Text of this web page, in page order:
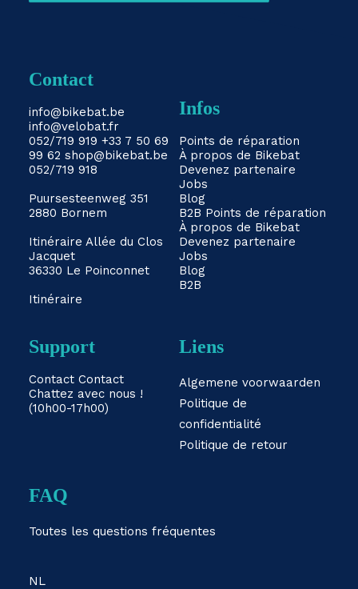
Contact
info@bikebat.be
info@velobat.fr
052/719 919 +33 7 50 69
99 62 shop@bikebat.be
052/719 918
Puursesteenweg 351
2880 Bornem
Itinéraire Allée du Clos
Jacquet
36330 Le Poinconnet
Itinéraire
Infos
Points de réparation
À propos de Bikebat
Devenez partenaire
Jobs
Blog
B2B Points de réparation
À propos de Bikebat
Devenez partenaire
Jobs
Blog
B2B
Support
Contact Contact
Chattez avec nous !
(10h00-17h00)
Liens
Algemene voorwaarden
Politique de
confidentialité
Politique de retour
FAQ
Toutes les questions fréquentes
NL